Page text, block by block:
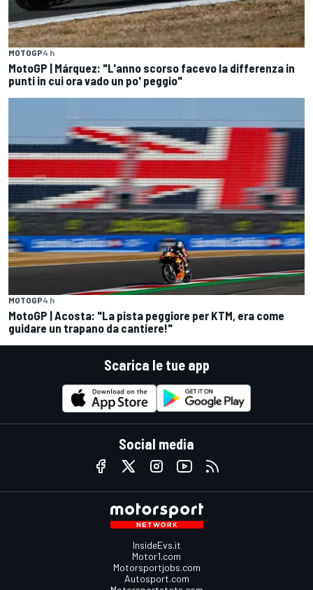
MOTOGP4 h
MotoGP | Márquez: "L'anno scorso facevo la differenza in
punti in cui ora vado un po' peggio"
MOTOGP4 h
MotoGP | Acosta: "La pista peggiore per KTM, era come
guidare un trapano da cantiere!"
Scarica le tue app
Social media
InsideEvs.it
Motor1.com
Motorsportjobs.com
Autosport.com